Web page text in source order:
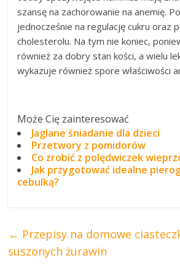
szansę na zachorowanie na anemię.
jednocześnie na regulację cukru oraz
cholesterolu. Na tym nie koniec,
również za dobry stan kości, a wielu
wykazuje również spore właściwości
Może Cię zainteresować
Jaglane śniadanie dla dzieci
Przetwory z pomidorów
Co zrobić z polędwiczek
Jak przygotować idealne
cebulką?
← Przepisy na domowe
suszonych żurawin